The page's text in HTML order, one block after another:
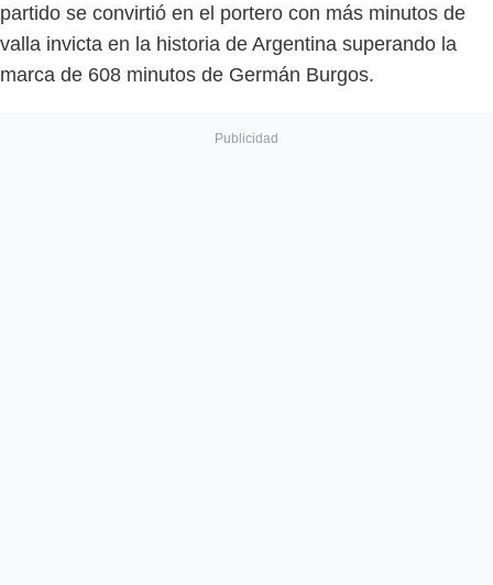
partido se convirtió en el portero con más minutos de
valla invicta en la historia de Argentina superando la
marca de 608 minutos de Germán Burgos.